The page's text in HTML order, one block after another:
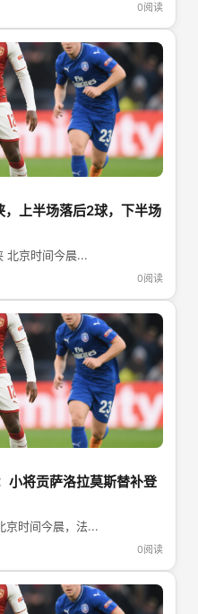
0阅读
，上半场落后2球，下半场
北京时间今晨...
0阅读
小将贡萨洛拉莫斯替补登
京时间今晨，法...
0阅读